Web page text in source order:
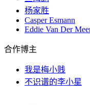
杨家胜
Casper Esmann
Eddie Van Der
合作博主
我是梅小贱
不识谱的李小星